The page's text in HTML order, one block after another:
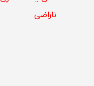
ناراضی